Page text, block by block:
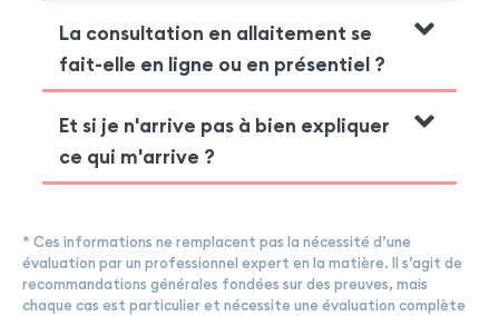
La consultation en allaitement se
fait-elle en ligne ou en présentiel ?
Et si je n'arrive pas à bien expliquer
ce qui m'arrive ?
* Ces informations ne remplacent pas la nécessité d’une
évaluation par un professionnel expert en la matière. Il s’agit de
recommandations générales fondées sur des preuves, mais
chaque cas est particulier et nécessite une évaluation complète